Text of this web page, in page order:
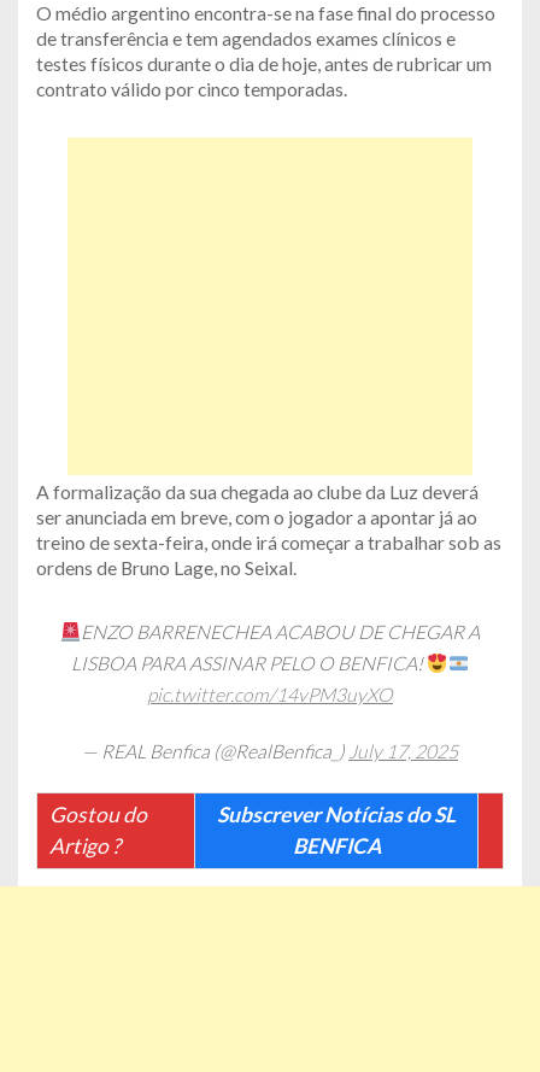
O médio argentino encontra-se na fase final do processo
de transferência e tem agendados exames clínicos e
testes físicos durante o dia de hoje, antes de rubricar um
contrato válido por cinco temporadas.
A formalização da sua chegada ao clube da Luz deverá
ser anunciada em breve, com o jogador a apontar já ao
treino de sexta-feira, onde irá começar a trabalhar sob as
ordens de Bruno Lage, no Seixal.
ENZO BARRENECHEA ACABOU DE CHEGAR A
LISBOA PARA ASSINAR PELO O BENFICA!
pic.twitter.com/14vPM3uyXO
— REAL Benfica (@RealBenfica_) July 17, 2025
Gostou do
Artigo ?
Subscrever Notícias do SL
BENFICA